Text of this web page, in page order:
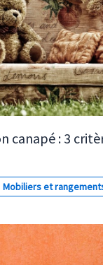
canapé : 3
Mobiliers et